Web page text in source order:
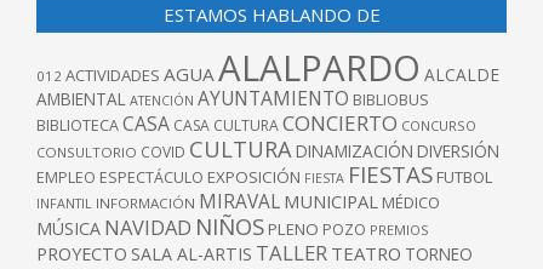
ESTAMOS HABLANDO DE
012 ACTIVIDADES AGUA ALALPARDO ALCALDE
AMBIENTAL ATENCIÓN AYUNTAMIENTO BIBLIOBUS
BIBLIOTECACASA CASA CULTURACONCIERTO CONCURSO
CONSULTORIO COVID CULTURA DINAMIZACIÓN DIVERSIÓN
EMPLEO ESPECTÁCULO EXPOSICIÓN FIESTA FIESTAS FUTBOL
INFANTIL INFORMACIÓN MIRAVAL MUNICIPAL MÉDICO
MÚSICA NAVIDAD NIÑOS PLENO POZO PREMIOS
PROYECTO SALA AL-ARTIS TALLER TEATRO TORNEO